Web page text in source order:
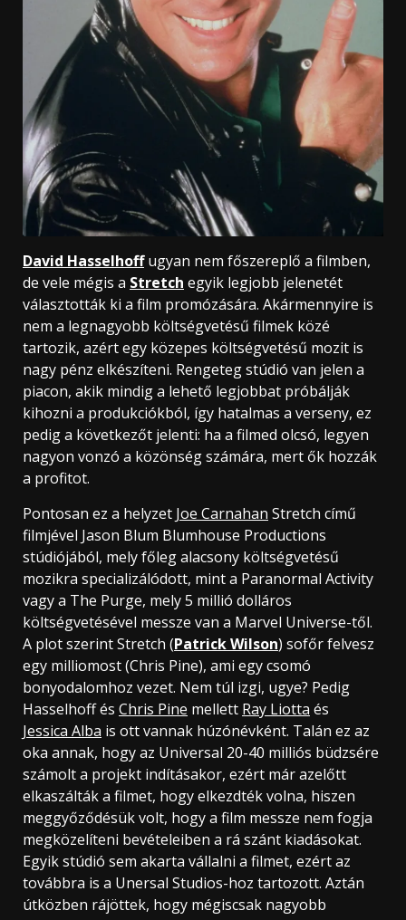
David Hasselhoffugyan nem főszereplő a filmben,
de vele mégis a Stretch egyik legjobb jelenetét
választották ki a film promózására. Akármennyire is
nem a legnagyobb költségvetésű filmek közé
tartozik, azért egy közepes költségvetésű mozit is
nagy pénz elkészíteni. Rengeteg stúdió van jelen a
piacon, akik mindig a lehető legjobbat próbálják
kihozni a produkciókból, így hatalmas a verseny, ez
pedig a következőt jelenti: ha a filmed olcsó, legyen
nagyon vonzó a közönség számára, mert ők hozzák
a profitot.
Pontosan ez a helyzet Joe Carnahan Stretch című
filmjével Jason Blum Blumhouse Productions
stúdiójából, mely főleg alacsony költségvetésű
mozikra specializálódott, mint a Paranormal Activity
vagy a The Purge, mely 5 millió dolláros
költségvetésével messze van a Marvel Universe-től.
A plot szerint Stretch (Patrick Wilson) sofőr felvesz
egy milliomost (Chris Pine), ami egy csomó
bonyodalomhoz vezet. Nem túl izgi, ugye? Pedig
Hasselhoff és Chris Pine mellett Ray Liotta és
Jessica Alba is ott vannak húzónévként. Talán ez az
oka annak, hogy az Universal 20-40 milliós büdzsére
számolt a projekt indításakor, ezért már azelőtt
elkaszálták a filmet, hogy elkezdték volna, hiszen
meggyőződésük volt, hogy a film messze nem fogja
megközelíteni bevételeiben a rá szánt kiadásokat.
Egyik stúdió sem akarta vállalni a filmet, ezért az
továbbra is a Unersal Studios-hoz tartozott. Aztán
útközben rájöttek, hogy mégiscsak nagyobb